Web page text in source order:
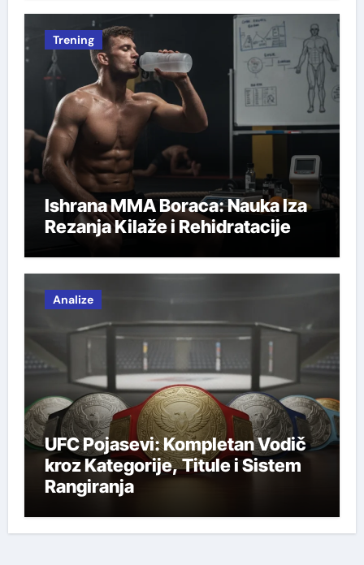
Trening
Ishrana MMA Boraca: Nauka Iza
Rezanja Kilaže i Rehidratacije
Analize
UFC Pojasevi: Kompletan Vodič
kroz Kategorije, Titule i Sistem
Rangiranja